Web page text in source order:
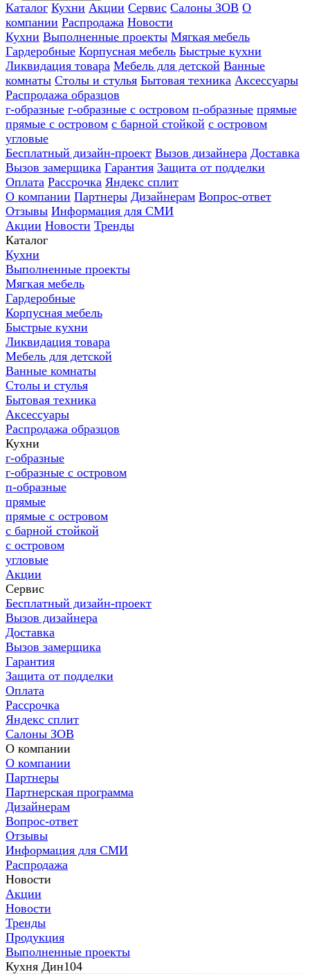
Каталог Кухни Акции Сервис Салоны ЗОВ О
компании Распродажа Новости
Кухни Выполненные проекты Мягкая мебель
Гардеробные Корпусная мебель Быстрые кухни
Ликвидация товара Мебель для детской Ванные
комнаты Столы и стулья Бытовая техника Аксессуары
Распродажа образцов
г-образные г-образные с островом п-образные прямые
прямые с островом с барной стойкой с островом
угловые
Бесплатный дизайн-проект Вызов дизайнера Доставка
Вызов замерщика Гарантия Защита от подделки
Оплата Рассрочка Яндекс сплит
О компании Партнеры Дизайнерам Вопрос-ответ
Отзывы Информация для СМИ
Акции Новости Тренды
Каталог
Кухни
Выполненные проекты
Мягкая мебель
Гардеробные
Корпусная мебель
Быстрые кухни
Ликвидация товара
Мебель для детской
Ванные комнаты
Столы и стулья
Бытовая техника
Аксессуары
Распродажа образцов
Кухни
г-образные
г-образные с островом
п-образные
прямые
прямые с островом
с барной стойкой
с островом
угловые
Акции
Сервис
Бесплатный дизайн-проект
Вызов дизайнера
Доставка
Вызов замерщика
Гарантия
Защита от подделки
Оплата
Рассрочка
Яндекс сплит
Салоны ЗОВ
О компании
О компании
Партнеры
Партнерская программа
Дизайнерам
Вопрос-ответ
Отзывы
Информация для СМИ
Распродажа
Новости
Акции
Новости
Тренды
Продукция
Выполненные проекты
Кухня Дин104